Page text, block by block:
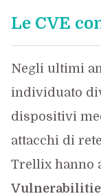
Le CVE
Negli ultimi
individuato
dispositivi
attacchi di
Trellix hanno